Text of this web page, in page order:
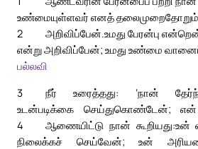
உண்மையுள்ளவர் எனத்
அறிவிப்பேன்.
2
உமது பேரன்பு
என்று அறிவிப்பேன்; உமது உண்மை
பல்லவி
3
நீர் உரைத்தது: ‘நான்
உடன்படிக்கை செய்துகொண்டேன்;
ஆணையிட்டு நான் கூறியது:
4
உன்
நிலைக்கச் செய்வேன்; உன்